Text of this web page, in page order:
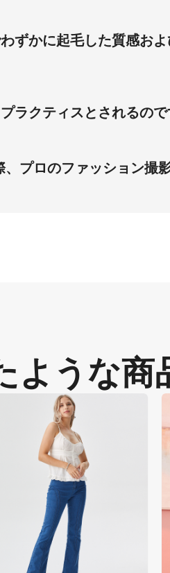
デル不要となり、Amazonメ
ズが北米市場向けにブランド
ずかに起毛した質感お
性および色精度を確保し、ミ
ラクティスとされるので
タジオディフュージョン照明
プロのファッション撮
ような商